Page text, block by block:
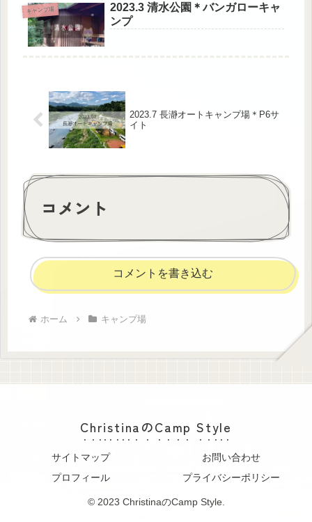
キャンプ場
2023.3 清水公園＊バンガローキャ
ンプ
2023.7 長瀞オートキャンプ場＊P6サ
イト
コメント
コメントを書き込む
ホーム キャンプ場
ChristinaのCamp Style
サイトマップ
お問い合わせ
プロフィール
プライバシーポリシー
© 2023 ChristinaのCamp Style.